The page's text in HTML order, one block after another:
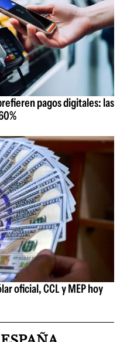
pagos digitales: las
oficial, CCL y MEP hoy